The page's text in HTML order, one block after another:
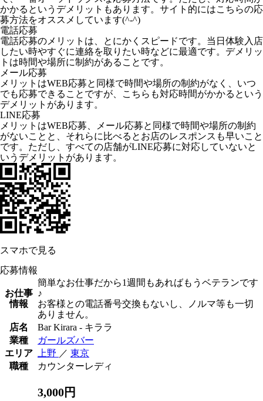
かかるというデメリットもあります。サイト的にはこちらの応
募方法をオススメしています(^-^)
電話応募
電話応募のメリットは、とにかくスピードです。当日体験入店
したい時やすぐに連絡を取りたい時などに最適です。デメリッ
トは時間や場所に制約があることです。
メール応募
メリットはWEB応募と同様で時間や場所の制約がなく、いつ
でも応募できることですが、こちらも対応時間がかかるという
デメリットがあります。
LINE応募
メリットはWEB応募、メール応募と同様で時間や場所の制約
がないことと、それらに比べるとお店のレスポンスも早いこと
です。ただし、すべての店舗がLINE応募に対応していないと
いうデメリットがあります。
スマホで見る
応募情報
お仕事
情報
簡単なお仕事だから1週間もあればもうベテランです
♪
お客様との電話番号交換もないし、ノルマ等も一切
ありません。
店名
Bar Kirara - キララ
業種
ガールズバー
エリア
上野 ／ 東京
職種
カウンターレディ
3,000円